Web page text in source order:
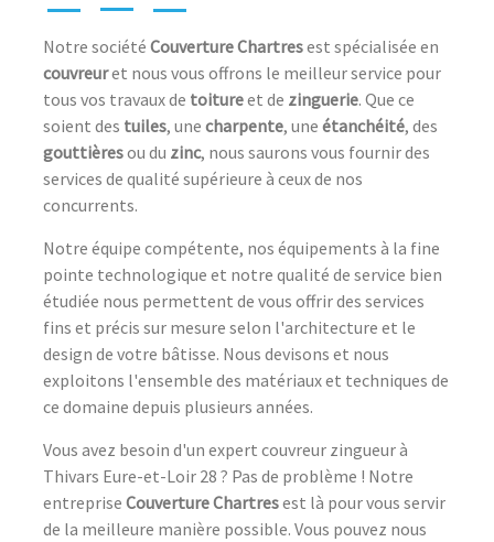
Notre société Couverture Chartresest spécialisée en
couvreuret nous vous offrons le meilleur service pour
tous vos travaux de toitureet de zinguerie. Que ce
soient des tuiles, une charpente, une étanchéité, des
gouttièresou du zinc, nous saurons vous fournir des
services de qualité supérieure à ceux de nos
concurrents.
Notre équipe compétente, nos équipements à la fine
pointe technologique et notre qualité de service bien
étudiée nous permettent de vous offrir des services
fins et précis sur mesure selon l'architecture et le
design de votre bâtisse. Nous devisons et nous
exploitons l'ensemble des matériaux et techniques de
ce domaine depuis plusieurs années.
Vous avez besoin d'un expert couvreur zingueur à
Thivars Eure-et-Loir 28 ? Pas de problème ! Notre
entreprise Couverture Chartresest là pour vous servir
de la meilleure manière possible. Vous pouvez nous